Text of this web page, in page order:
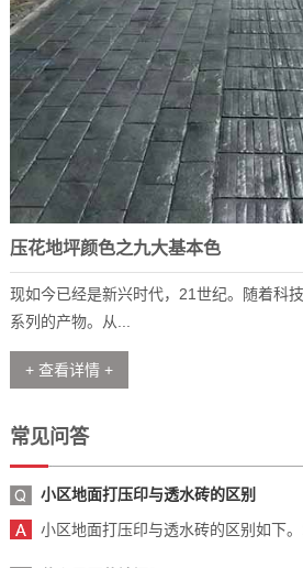
压花地坪颜色之九大基本色
现如今已经是新兴时代，21世纪。随着科
系列的产物。从...
+ 查看详情 +
常见问答
小区地面打压印与透水砖的区别
小区地面打压印与透水砖的区别如下。